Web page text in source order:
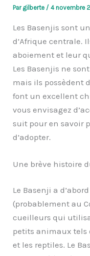
Par gilberte /4 novembre
Les Basenjis sont
d’Afrique centrale.
aboiement et leur
Les Basenjis ne
mais ils possèdent
font un excellent
vous envisagez
suit pour en savoir
d’adopter.
Une brève histoire
Le Basenji a
(probablement au
cueilleurs qui
petits animaux tels
et les reptiles. Le